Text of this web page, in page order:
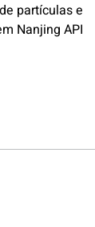
partículas e
Nanjing API